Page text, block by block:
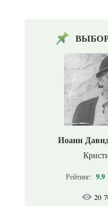
Иоанн
Рейтинг: 9.9
20